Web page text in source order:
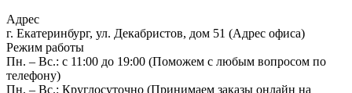
Адрес
г. Екатеринбург, ул. Декабристов, дом 51 (Адрес офиса)
Режим работы
Пн. – Вс.: с 11:00 до 19:00 (Поможем с любым вопросом по
телефону)
Пн. – Вс.: Круглосуточно (Принимаем заказы онлайн на